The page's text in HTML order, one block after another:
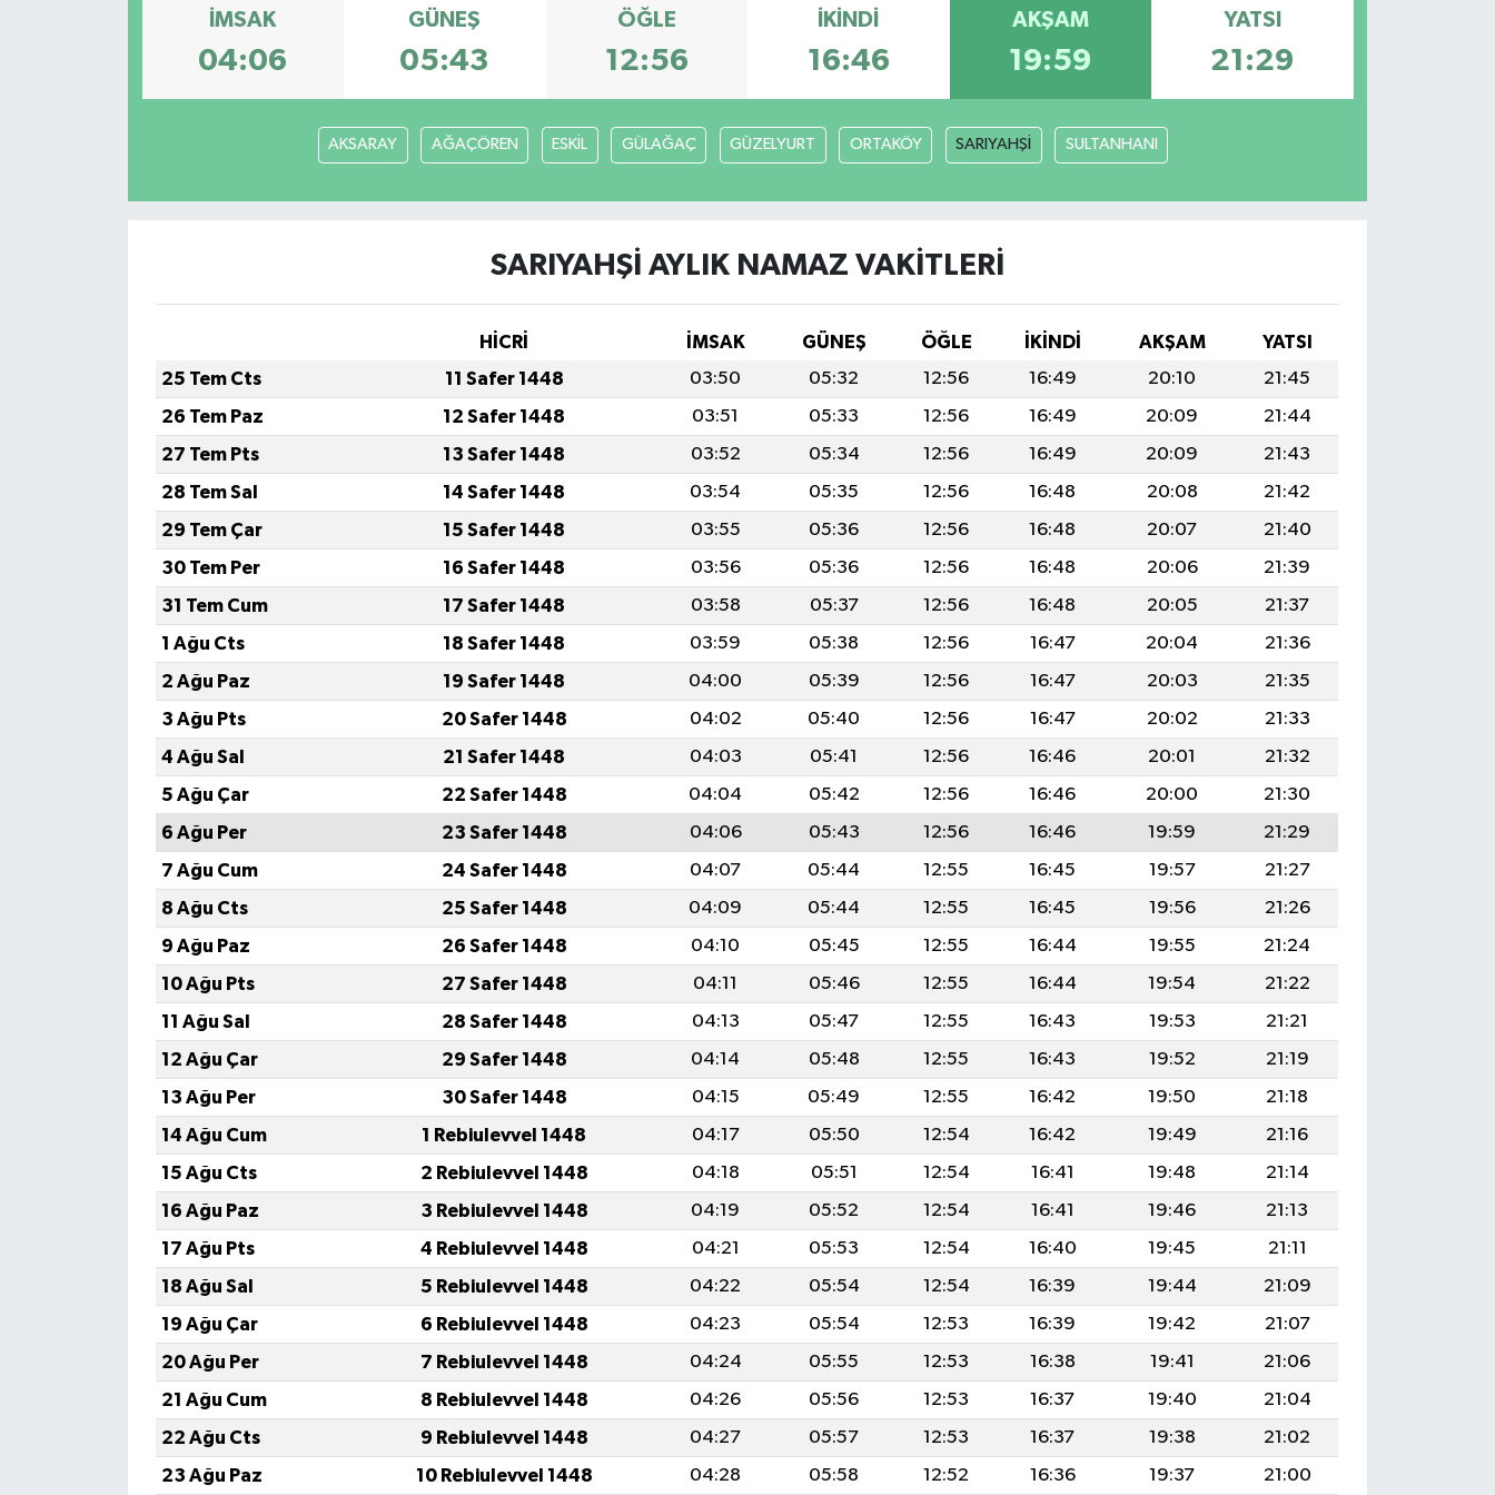
İMSAK
04:06
GÜNEŞ
05:43
ÖĞLE
12:56
İKINDI
16:46
AKŞAM
19:59
YATSI
21:29
AKSARAY AĞAÇÖREN ESKİL GÜLAĞAÇ GÜZELYURT ORTAKÖY SARIYAHŞİ SULTANHANI
SARIYAHŞİ AYLIK NAMAZ VAKITLERI
HİCRİ İMSAK GÜNEŞ ÖĞLE İKINDI AKŞAM
YATSI
25 Tem Cts
11 Safer 1448 03:50 05:32 12:56 16:49 20:10
21:45
26 Tem Paz
12 Safer 1448 03:51 05:33 12:56 16:49 20:09
21:44
27 Tem Pts
13 Safer 1448 03:52 05:34 12:56 16:49 20:09
21:43
28 Tem Sal
14 Safer 1448 03:54 05:35 12:56 16:48 20:08
21:42
29 Tem Çar
15 Safer 1448 03:55 05:36 12:56 16:48 20:07
21:40
30 Tem Per
16 Safer 1448 03:56 05:36 12:56 16:48 20:06
21:39
31 Tem Cum
17 Safer 1448 03:58 05:37 12:56 16:48 20:05
21:37
1 Ağu Cts
18 Safer 1448 03:59 05:38 12:56 16:47 20:04
21:36
2 Ağu Paz
19 Safer 1448 04:00 05:39 12:56 16:47 20:03
21:35
3 Ağu Pts
20 Safer 1448 04:02 05:40 12:56 16:47 20:02
21:33
4 Ağu Sal
21 Safer 1448 04:03 05:41 12:56 16:46 20:01
21:32
5 Ağu Çar
22 Safer 1448 04:04 05:42 12:56 16:46 20:00
21:30
6 Ağu Per
23 Safer 1448 04:06 05:43 12:56 16:46 19:59
21:29
7 Ağu Cum
24 Safer 1448 04:07 05:44 12:55 16:45 19:57
21:27
8 Ağu Cts
25 Safer 1448 04:09 05:44 12:55 16:45 19:56
21:26
9 Ağu Paz
26 Safer 1448 04:10 05:45 12:55 16:44 19:55
21:24
10 Ağu Pts
27 Safer 1448 04:11 05:46 12:55 16:44 19:54
21:22
11 Ağu Sal
28 Safer 1448 04:13 05:47 12:55 16:43 19:53
21:21
12 Ağu Çar
29 Safer 1448 04:14 05:48 12:55 16:43 19:52
21:19
13 Ağu Per
30 Safer 1448 04:15 05:49 12:55 16:42 19:50
21:18
14 Ağu Cum
1 Rebiulevvel 1448 04:17 05:50 12:54 16:42 19:49
21:16
15 Ağu Cts
2 Rebiulevvel 1448 04:18 05:51 12:54 16:41 19:48
21:14
16 Ağu Paz
3 Rebiulevvel 1448 04:19 05:52 12:54 16:41 19:46
21:13
17 Ağu Pts
4 Rebiulevvel 1448 04:21 05:53 12:54 16:40 19:45
21:11
18 Ağu Sal
5 Rebiulevvel 1448 04:22 05:54 12:54 16:39 19:44
21:09
19 Ağu Çar
6 Rebiulevvel 1448 04:23 05:54 12:53 16:39 19:42
21:07
20 Ağu Per
7 Rebiulevvel 1448 04:24 05:55 12:53 16:38 19:41
21:06
21 Ağu Cum
8 Rebiulevvel 1448 04:26 05:56 12:53 16:37 19:40
21:04
22 Ağu Cts
9 Rebiulevvel 1448 04:27 05:57 12:53 16:37 19:38
21:02
23 Ağu Paz
10 Rebiulevvel 1448 04:28 05:58 12:52 16:36 19:37 21:00